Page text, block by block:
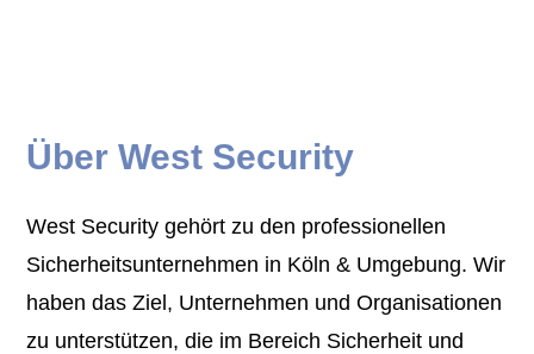
Über West Security
West Security gehört zu den professionellen
Sicherheitsunternehmen in Köln & Umgebung. Wir
haben das Ziel, Unternehmen und Organisationen
zu unterstützen, die im Bereich Sicherheit und